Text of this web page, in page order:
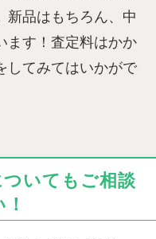
新品はもちろん、中
ます！査定料はかか
してみてはいかがで
いてもご相談